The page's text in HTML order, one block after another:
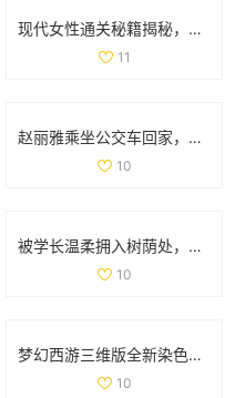
现代女性通关秘籍揭秘，如何轻松完成文字找茬挑战
11
赵丽雅乘坐公交车回家，展现真实亲民的一面
10
被学长温柔拥入树荫处，心跳加速的感人瞬间
10
梦幻西游三维版全新染色系统上线，个性化角色打造新体验
10